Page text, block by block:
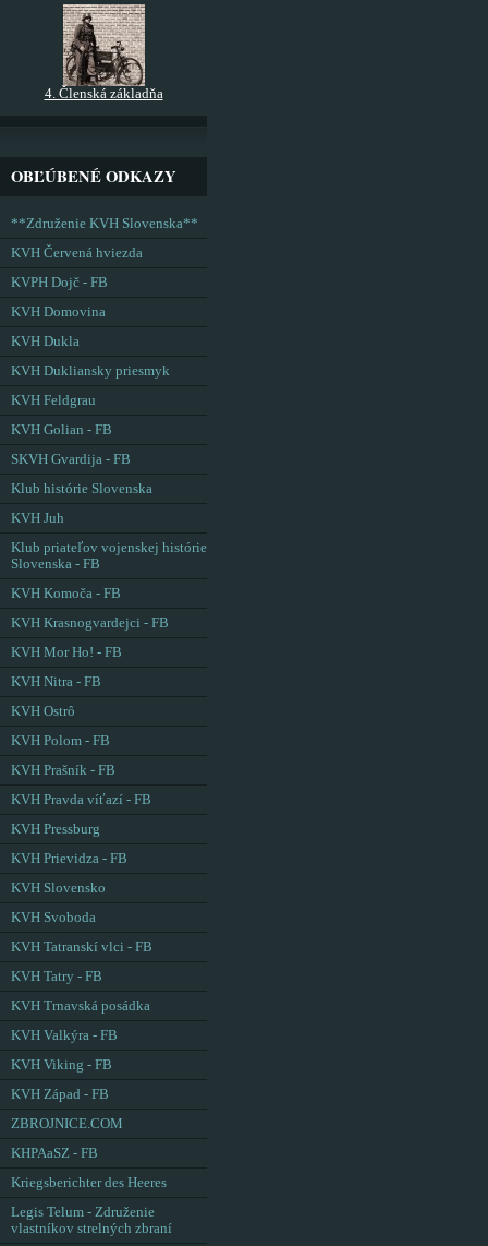
4. Členská základňa
OBĽÚBENÉ ODKAZY
**Združenie KVH Slovenska**
KVH Červená hviezda
KVPH Dojč - FB
KVH Domovina
KVH Dukla
KVH Dukliansky priesmyk
KVH Feldgrau
KVH Golian - FB
SKVH Gvardija - FB
Klub histórie Slovenska
KVH Juh
Klub priateľov vojenskej histórie
Slovenska - FB
KVH Komoča - FB
KVH Krasnogvardejci - FB
KVH Mor Ho! - FB
KVH Nitra - FB
KVH Ostrô
KVH Polom - FB
KVH Prašník - FB
KVH Pravda víťazí - FB
KVH Pressburg
KVH Prievidza - FB
KVH Slovensko
KVH Svoboda
KVH Tatranskí vlci - FB
KVH Tatry - FB
KVH Trnavská posádka
KVH Valkýra - FB
KVH Viking - FB
KVH Západ - FB
ZBROJNICE.COM
KHPAaSZ - FB
Kriegsberichter des Heeres
Legis Telum - Združenie
vlastníkov strelných zbraní